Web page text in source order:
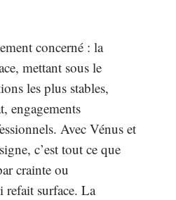
concerné : la
mettant sous le
les plus stables,
engagements
Avec Vénus et
c’est tout ce que
crainte ou
refait surface. La